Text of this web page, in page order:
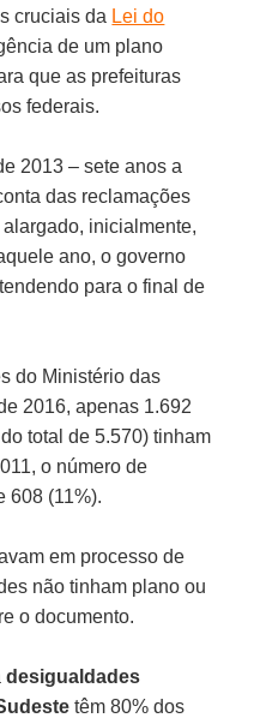
cruciais da Lei do
de um plano
que as prefeituras
federais.
2013 – sete anos a
das reclamações
inicialmente,
ano, o governo
para o final de
do Ministério das
2016, apenas 1.692
total de 5.570) tinham
o número de
608 (11%).
em processo de
não tinham plano ou
o documento.
desigualdades
têm 80% dos